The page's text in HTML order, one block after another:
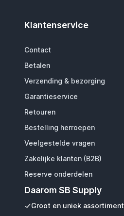
Klantenservice
Contact
Betalen
Verzending & bezorging
Garantieservice
Retouren
Bestelling herroepen
Veelgestelde vragen
Zakelijke klanten (B2B)
Reserve onderdelen
Daarom SB Supply
Groot en uniek assortiment